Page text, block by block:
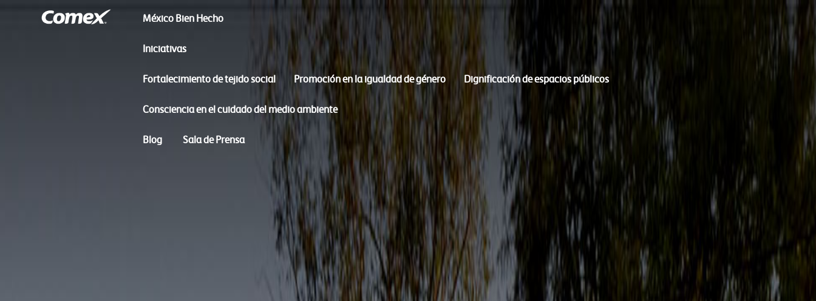
México Bien Hecho
Iniciativas
Fortalecimiento de tejido social Promoción en la igualdad de género Dignificación de espacios públicos
Consciencia en el cuidado del medio ambiente
Blog Sala de Prensa